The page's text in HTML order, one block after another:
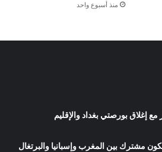
منذ أسبوع واحد
إغلاق بورصتي بغداد والإقليم